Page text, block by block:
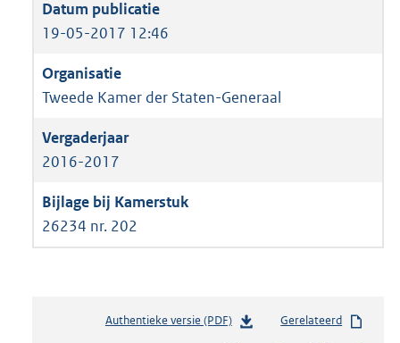
19-05-2017 12:46
Tweede Kamer der Staten-Generaal
2016-2017
26234 nr. 202
Authentieke versie (PDF)b
Gerelateerd